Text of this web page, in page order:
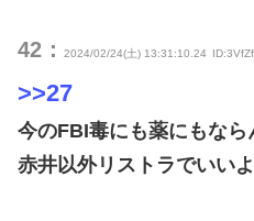
42： 2024/02/24(土) 13:31:10.24
>>27
今のFBI毒にも薬にもなら
赤井以外リストラでいいよ